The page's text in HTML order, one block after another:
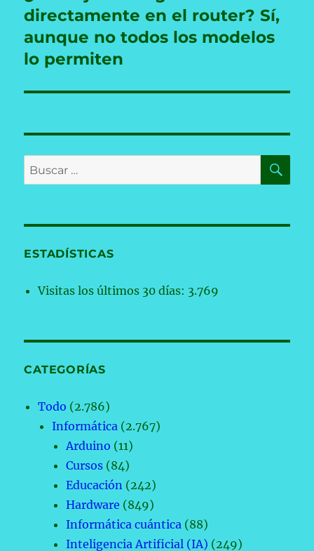
siguiente:
directamente en el router? Sí,
aunque no todos los modelos
lo permiten
Buscar
por:
ESTADÍSTICAS
Visitas los últimos 30 días: 3.769
CATEGORÍAS
Todo (2.786)
Informática (2.767)
Arduino (11)
Cursos (84)
Educación (242)
Hardware (849)
Informática cuántica (88)
Inteligencia Artificial (IA) (249)